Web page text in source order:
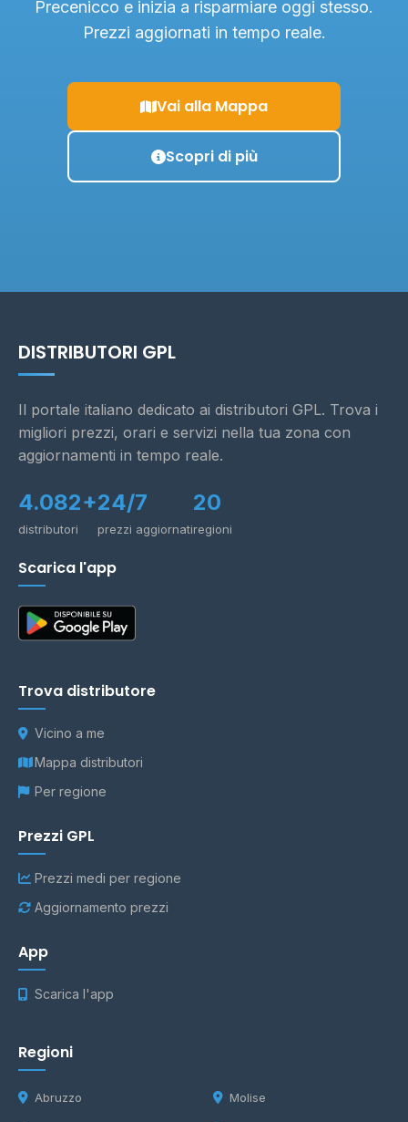
Precenicco e inizia a risparmiare oggi stesso.
Prezzi aggiornati in tempo reale.
Vai alla Mappa
Scopri di più
DISTRIBUTORI GPL
Il portale italiano dedicato ai distributori GPL. Trova i
migliori prezzi, orari e servizi nella tua zona con
aggiornamenti in tempo reale.
4.082+
distributori
24/7
prezzi aggiornati
20
regioni
Scarica l'app
Trova distributore
Vicino a me
Mappa distributori
Per regione
Prezzi GPL
Prezzi medi per regione
Aggiornamento prezzi
App
Scarica l'app
Regioni
Abruzzo Molise